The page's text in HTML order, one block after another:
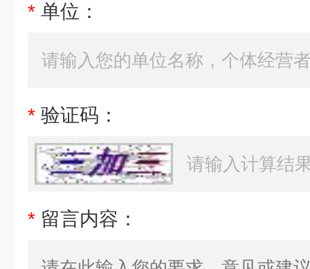
* 单位：
* 验证码：
* 留言内容：